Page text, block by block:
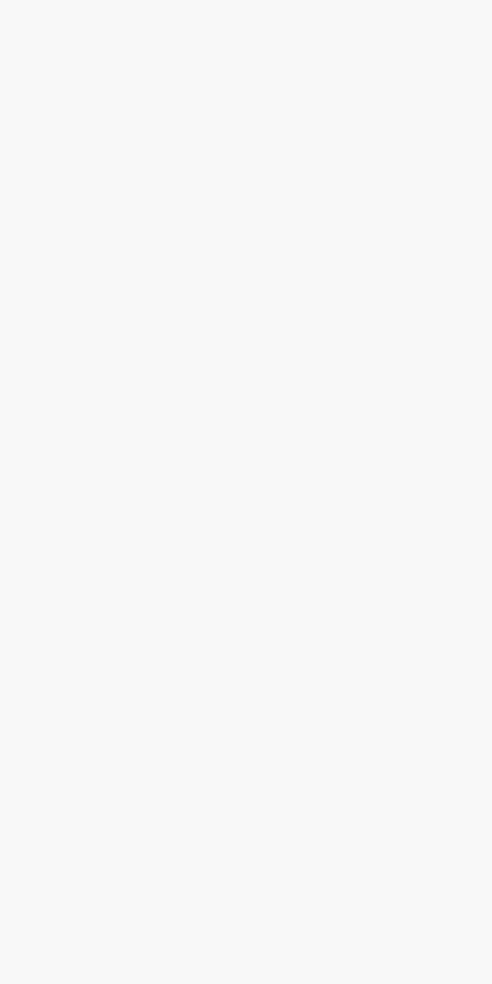
Öffnungszeiten und Informationen zu
erfolgt sind.
Raum werden aufgegriffen.